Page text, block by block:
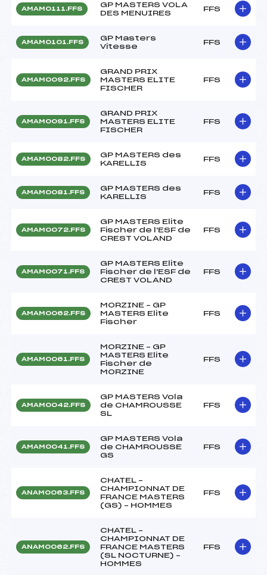
AMAM0111.FFS
GP MASTERS VOLA
DES MENUIRES
FFS
AMAM0101.FFS
GP Masters
Vitesse
FFS
AMAM0092.FFS
GRAND PRIX
MASTERS ELITE
FISCHER
FFS
AMAM0091.FFS
GRAND PRIX
MASTERS ELITE
FISCHER
FFS
AMAM0082.FFS
GP MASTERS des
KARELLIS
FFS
AMAM0081.FFS
GP MASTERS des
KARELLIS
FFS
AMAM0072.FFS
GP MASTERS Elite
Fischer de l'ESF de
CREST VOLAND
FFS
AMAM0071.FFS
GP MASTERS Elite
Fischer de l'ESF de
CREST VOLAND
FFS
AMAM0062.FFS
MORZINE – GP
MASTERS Elite
Fischer
FFS
AMAM0061.FFS
MORZINE – GP
MASTERS Elite
Fischer de
MORZINE
FFS
AMAM0042.FFS
GP MASTERS Vola
de CHAMROUSSE
SL
FFS
AMAM0041.FFS
GP MASTERS Vola
de CHAMROUSSE
GS
FFS
ANAM0063.FFS
CHATEL –
CHAMPIONNAT DE
FRANCE MASTERS
(GS) – HOMMES
FFS
ANAM0062.FFS
CHATEL –
CHAMPIONNAT DE
FRANCE MASTERS
(SL NOCTURNE) –
HOMMES
FFS